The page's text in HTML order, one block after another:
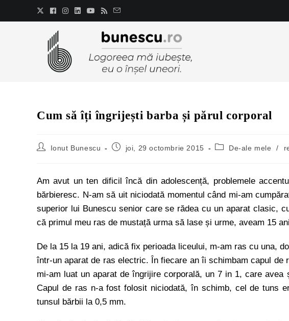
Cum să îți îngrijești barba și părul corporal
Ionut Bunescu joi, 29 octombrie 2015 De-ale mele /
Am avut un ten dificil încă din adolescență, problemele
bărbieresc. N-am să uit niciodată momentul când mi-am
superior lui Bunescu senior care se rădea cu un aparat clasic,
că primul meu ras de mustață urma să lase și urme, aveam 15
De la 15 la 19 ani, adică fix perioada liceului, m-am ras cu una,
într-un aparat de ras electric. În fiecare an îi schimbam capul de
mi-am luat un aparat de îngrijire corporală, un 7 in 1, care
Capul de ras n-a fost folosit niciodată, în schimb, cel de tuns
tunsul bărbii la 0,5 mm.